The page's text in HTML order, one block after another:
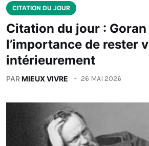
CITATION DU JOUR
Citation du jour :
l’importance de rester
intérieurement
PARMIEUX VIVRE 26 MAI 2026